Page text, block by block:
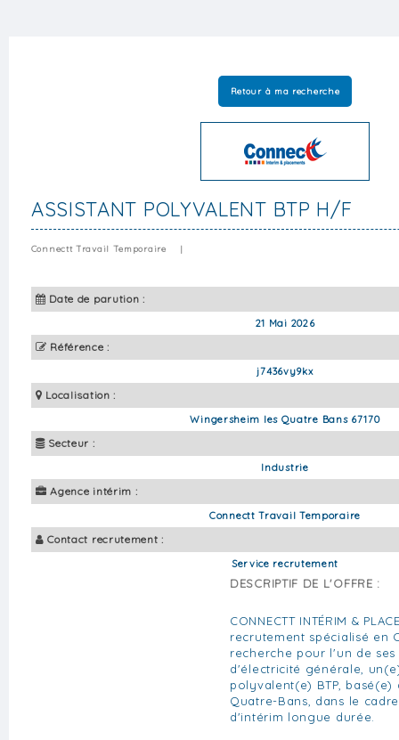
Retour à ma recherche
ASSISTANT POLYVALENT BTP H/F
Connectt Travail Temporaire |
Date de parution :
21 Mai 2026
Référence :
j7436vy9kx
Localisation :
Wingersheim les Quatre Bans 67170
Secteur :
Industrie
Agence intérim :
Connectt Travail Temporaire
Contact recrutement :
Service recrutement
DESCRIPTIF DE L'OFFRE :
CONNECTT INTÉRIM &
recrutement spécialisé en
recherche pour l'un de
d'électricité générale,
polyvalent(e) BTP,
Quatre-Bans, dans le
d'intérim longue durée.